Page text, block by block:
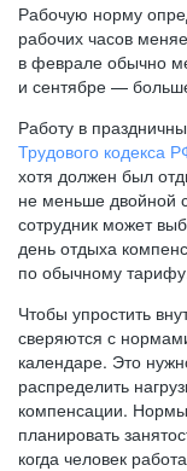
Рабочую норму
рабочих часов
в феврале обычно
и сентябре —
Работу в
Трудового кодекса
хотя должен был
не меньше двойной
сотрудник может
день отдыха
по обычному
Чтобы упростить
сверяются с
календаре. Это
распределить
компенсации.
планировать
когда человек